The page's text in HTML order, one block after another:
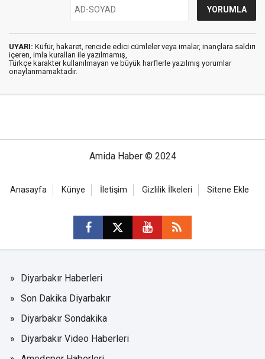
UYARI: Küfür, hakaret, rencide edici cümleler veya imalar, inançlara saldırı
içeren, imla kuralları ile yazılmamış,
Türkçe karakter kullanılmayan ve büyük harflerle yazılmış yorumlar
onaylanmamaktadır.
Amida Haber © 2024
Anasayfa Künye İletişim Gizlilik İlkeleri Sitene Ekle
Diyarbakır Haberleri
Son Dakika Diyarbakır
Diyarbakır Sondakika
Diyarbakır Video Haberleri